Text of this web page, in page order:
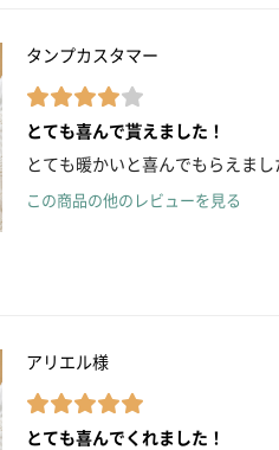
タンプカスタマー
とても喜んで貰えました！
とても暖かいと喜んでもらえま
この商品の他のレビューを見る
アリエル様
とても喜んでくれました！